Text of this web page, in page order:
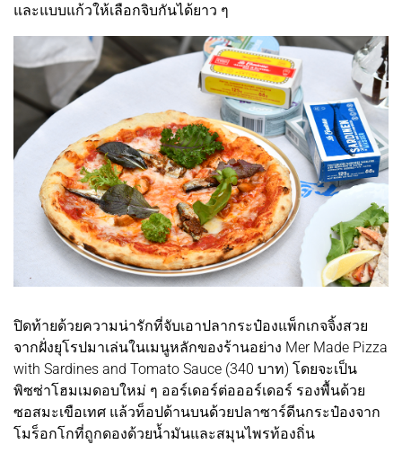
และแบบแก้วให้เลือกจิบกันได้ยาว ๆ
ปิดท้ายด้วยความน่ารักที่จับเอาปลากระป๋องแพ็กเกจจิ้งสวย
จากฝั่งยุโรปมาเล่นในเมนูหลักของร้านอย่าง Mer Made Pizza
with Sardines and Tomato Sauce (340 บาท) โดยจะเป็น
พิซซ่าโฮมเมดอบใหม่ ๆ ออร์เดอร์ต่อออร์เดอร์ รองพื้นด้วย
ซอสมะเขือเทศ แล้วท็อปด้านบนด้วยปลาซาร์ดีนกระป๋องจาก
โมร็อกโกที่ถูกดองด้วยน้ำมันและสมุนไพรท้องถิ่น